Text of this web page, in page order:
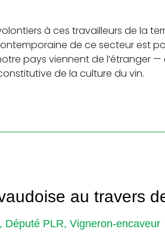
à ces travailleurs de la
de ce secteur est
pays viennent de l’étranger
de la culture du vin.
au travers
Député PLR, Vigneron-encaveur